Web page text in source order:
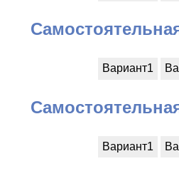
Вариант1
Вариант1